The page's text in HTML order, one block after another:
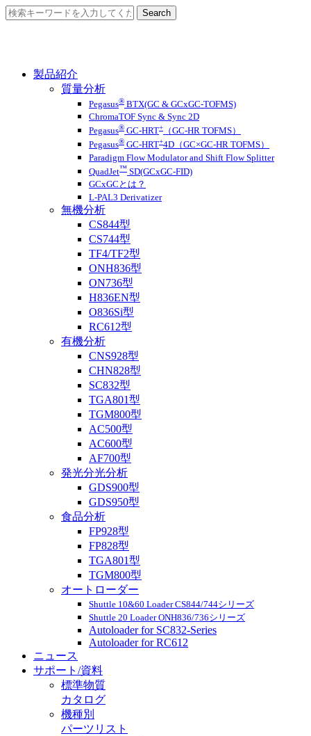
製品紹介
質量分析
Pegasus® BTX(GC & GCxGC-TOFMS)
ChromaTOF Sync & Sync 2D
Pegasus® GC-HRT+
（GC-HR TOFMS）
Pegasus® GC-HRT+4D（GC×GC-HR TOFMS）
Paradigm Flow Modulator and Shift Flow Splitter
QuadJet™ SD(GCxGC-FID)
GCxGCとは？
L-PAL3 Derivatizer
無機分析
CS844型
CS744型
TF4/TF2型
ONH836型
ON736型
H836EN型
O836Si型
RC612型
有機分析
CNS928型
CHN828型
SC832型
TGA801型
TGM800型
AC500型
AC600型
AF700型
発光分光分析
GDS900型
GDS950型
食品分析
FP928型
FP828型
TGA801型
TGM800型
オートローダー
Shuttle 10&60 Loader CS844/744シリーズ
Shuttle 20 Loader ONH836/736シリーズ
Autoloader for SC832-Series
Autoloader for RC612
ニュース
サポート/資料
標準物質
カタログ
機種別
パーツリスト